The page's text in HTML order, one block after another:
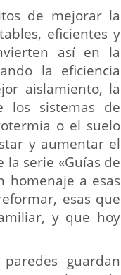
de mejorar la
eficientes y
así en la
la eficiencia
aislamiento, la
los sistemas de
o el suelo
y aumentar el
serie «Guías de
homenaje a esas
esas que
y que hoy
guardan